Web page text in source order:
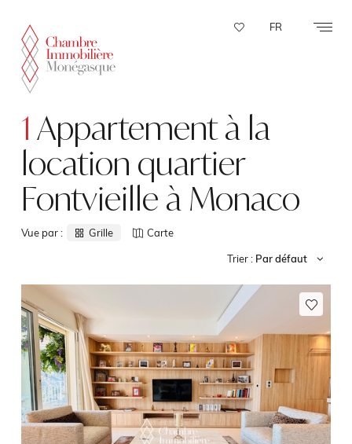
FR
1 Appartement à la
location quartier
Fontvieille à Monaco
Vue par : Grille Carte
Trier : Par défaut